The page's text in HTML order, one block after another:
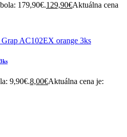
179,90€.129,90€Aktuálna cena
9,90€.8,00€Aktuálna cena je: